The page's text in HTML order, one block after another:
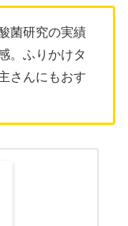
菌研究の実績
。ふりかけタ
さんにもおす